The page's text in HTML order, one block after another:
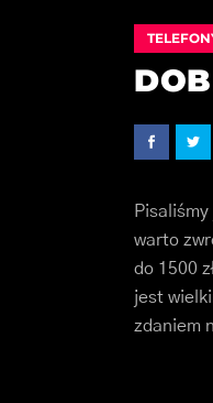
warto
do 1500
jest
zdaniem